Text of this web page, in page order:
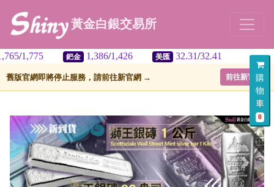
購
物
車
0
黃金白銀交易所
/1,775 1,386/1,426 32.31/32.41
舊版官網即將停止服務，請前往新官網 → 前往新官網
上一張 下一張